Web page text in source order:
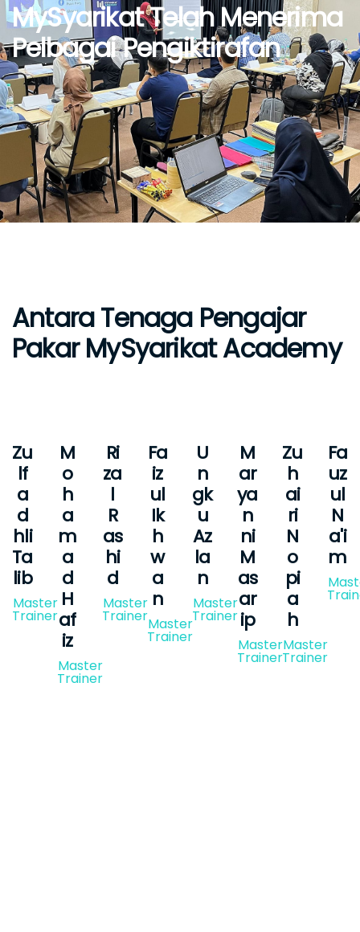
MySyarikat Telah Menerima
Pelbagai Pengiktirafan
Antara Tenaga Pengajar
Pakar MySyarikat Academy
Zu
lf
a
d
hli
Ta
lib
Master
Trainer
M
o
h
a
m
a
d
H
af
iz
Master
Trainer
Ri
za
l
R
as
hi
d
Master
Trainer
Fa
iz
ul
Ik
h
w
a
n
Master
Trainer
U
n
gk
u
Az
la
n
Master
Trainer
M
ar
ya
n
ni
M
as
ar
ip
Master
Trainer
Zu
h
ai
ri
N
o
pi
a
h
Master
Trainer
Fa
uz
ul
N
a'i
m